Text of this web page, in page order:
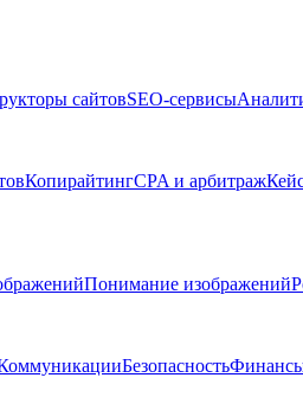
сайтовSEO-сервисы
КопирайтингCPA и арбитраж
Понимание изображений
Безопасность